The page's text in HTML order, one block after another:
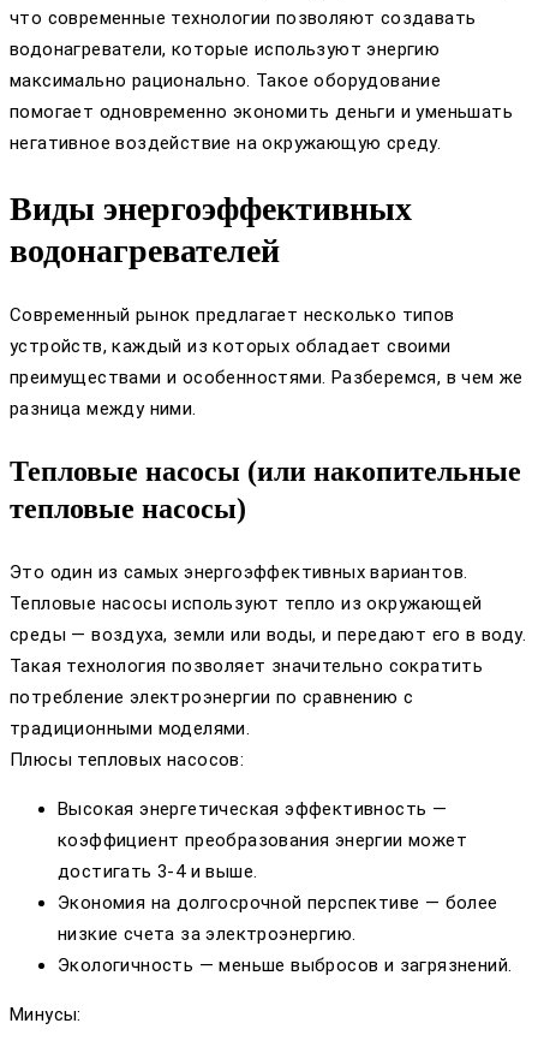
что современные технологии позволяют создавать
водонагреватели, которые используют энергию
максимально рационально. Такое оборудование
помогает одновременно экономить деньги и уменьшать
негативное воздействие на окружающую среду.
Виды энергоэффективных
водонагревателей
Современный рынок предлагает несколько типов
устройств, каждый из которых обладает своими
преимуществами и особенностями. Разберемся, в чем же
разница между ними.
Тепловые насосы (или накопительные
тепловые насосы)
Это один из самых энергоэффективных вариантов.
Тепловые насосы используют тепло из окружающей
среды — воздуха, земли или воды, и передают его в воду.
Такая технология позволяет значительно сократить
потребление электроэнергии по сравнению с
традиционными моделями.
Плюсы тепловых насосов:
Высокая энергетическая эффективность —
коэффициент преобразования энергии может
достигать 3-4 и выше.
Экономия на долгосрочной перспективе — более
низкие счета за электроэнергию.
Экологичность — меньше выбросов и загрязнений.
Минусы: